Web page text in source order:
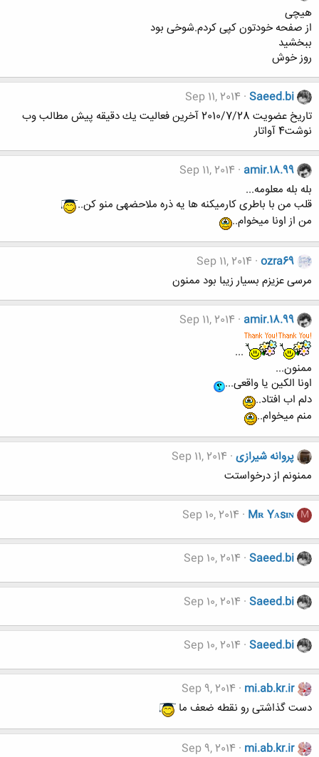
هیچی
از صفحه خودتون کپی کردم.شوخی بود
ببخشید
روز خوش
Saeed.bi
Sep 11, 2014
تاريخ عضويت 2010/7/28 آخرين فعاليت يك دقيقه پيش مطالب وب
نوشت4 آواتار
amir.18.99
Sep 11, 2014
بله بله معلومه...
قلب من با باطری کارمیکنه ها یه ذره ملاحضهی منو کن..
من از اونا میخوام..
ozra69
Sep 11, 2014
مرسی عزیزم بسیار زیبا بود ممنون
amir.18.99
Sep 11, 2014
...
ممنون...
اونا الکین یا واقعی...
دلم اب افتاد..
منم میخوام..
پروانه شیرازی Sep 11, 2014
ممنونم از درخواستت
M
Mʀ Yᴀsɪɴ
Sep 10, 2014
Saeed.bi
Sep 10, 2014
Saeed.bi
Sep 10, 2014
Saeed.bi
Sep 10, 2014
mi.ab.kr.ir
Sep 9, 2014
دست گذاشتی رو نقطه ضعف ما
mi.ab.kr.ir
Sep 9, 2014